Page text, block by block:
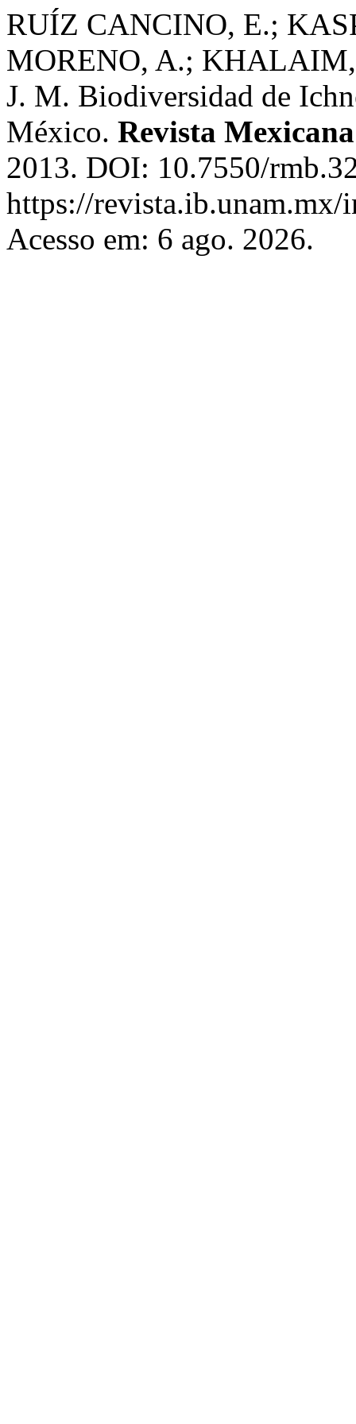
RUÍZ CANCINO, E.;
MORENO, A.;
J. M. Biodiversidad de
México. Revista
2013. DOI: 10.7550/
https://
Acesso em: 6 ago. 2026.